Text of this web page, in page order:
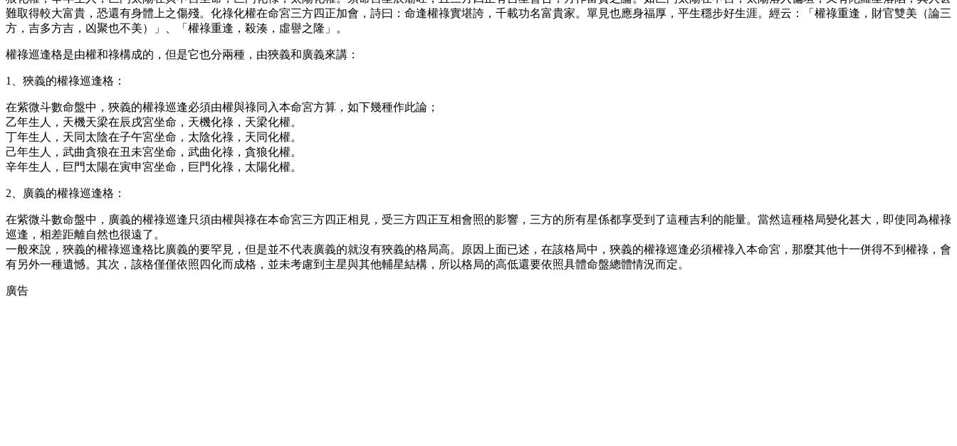
難取得較大富貴，恐還有身體上之傷殘。化祿化權在命宮三方四正加會，詩曰：命逢權祿實堪誇，千載功名富貴家。單見也應身福厚，平生穩步好生涯。經云：「權祿重逢，財官雙美（論三
方，吉多方吉，凶聚也不美）」、「權祿重逢，殺湊，虛譽之隆」。
權祿巡逢格是由權和祿構成的，但是它也分兩種，由狹義和廣義來講：
1、狹義的權祿巡逢格：
在紫微斗數命盤中，狹義的權祿巡逢必須由權與祿同入本命宮方算，如下幾種作此論；
乙年生人，天機天梁在辰戌宮坐命，天機化祿，天梁化權。
丁年生人，天同太陰在子午宮坐命，太陰化祿，天同化權。
己年生人，武曲貪狼在丑未宮坐命，武曲化祿，貪狼化權。
辛年生人，巨門太陽在寅申宮坐命，巨門化祿，太陽化權。
2、廣義的權祿巡逢格：
在紫微斗數命盤中，廣義的權祿巡逢只須由權與祿在本命宮三方四正相見，受三方四正互相會照的影響，三方的所有星係都享受到了這種吉利的能量。當然這種格局變化甚大，即使同為權祿
巡逢，相差距離自然也很遠了。
一般來說，狹義的權祿巡逢格比廣義的要罕見，但是並不代表廣義的就沒有狹義的格局高。原因上面已述，在該格局中，狹義的權祿巡逢必須權祿入本命宮，那麼其他十一併得不到權祿，會
有另外一種遺憾。其次，該格僅僅依照四化而成格，並未考慮到主星與其他輔星結構，所以格局的高低還要依照具體命盤總體情況而定。
廣告